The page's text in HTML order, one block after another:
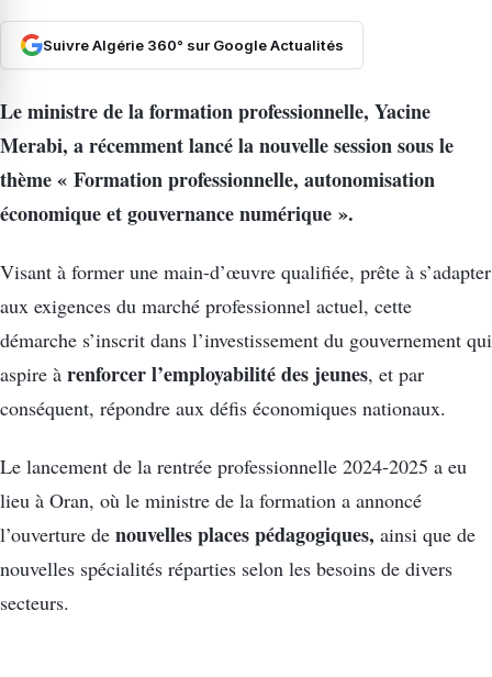
Suivre Algérie 360° sur Google Actualités
Le ministre de la formation professionnelle, Yacine
Merabi, a récemment lancé la nouvelle session sous le
thème « Formation professionnelle, autonomisation
économique et gouvernance numérique ».
Visant à former une main-d’œuvre qualifiée, prête à s’adapter
aux exigences du marché professionnel actuel, cette
démarche s’inscrit dans l’investissement du gouvernement qui
aspire à renforcer l’employabilité des jeunes, et par
conséquent, répondre aux défis économiques nationaux.
Le lancement de la rentrée professionnelle 2024-2025 a eu
lieu à Oran, où le ministre de la formation a annoncé
l’ouverture de nouvelles places pédagogiques, ainsi que de
nouvelles spécialités réparties selon les besoins de divers
secteurs.